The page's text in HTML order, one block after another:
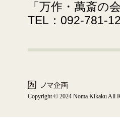
「万作・萬斎の会
TEL：092-781-
Copyright © 2024 Noma Kikaku All